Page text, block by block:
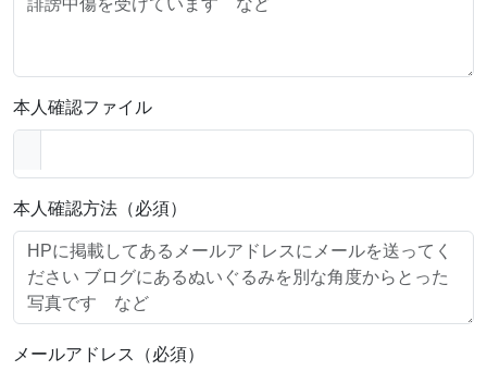
本人確認ファイル
本人確認方法（必須）
メールアドレス（必須）